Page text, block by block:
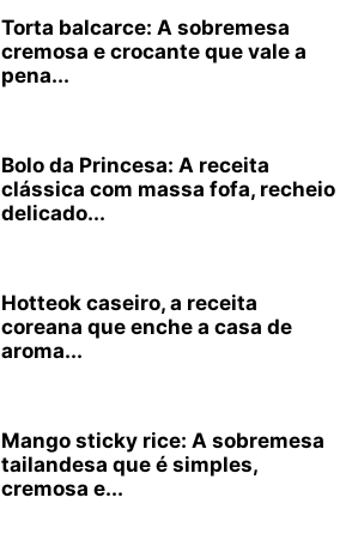
Torta balcarce: A sobremesa
cremosa e crocante que vale a
pena...
Bolo da Princesa: A receita
clássica com massa fofa, recheio
delicado...
Hotteok caseiro, a receita
coreana que enche a casa de
aroma...
Mango sticky rice: A sobremesa
tailandesa que é simples,
cremosa e...